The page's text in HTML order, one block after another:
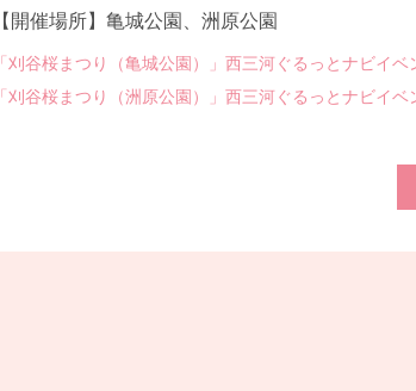
【開催場所】亀城公園、洲原公園
「刈谷桜まつり（亀城公園）」西三河ぐるっとナビイベ
「刈谷桜まつり（洲原公園）」西三河ぐるっとナビイベ